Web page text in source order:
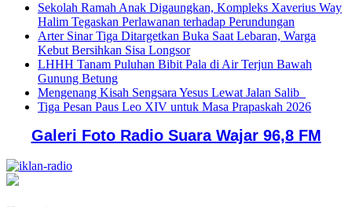
Sekolah Ramah Anak Digaungkan, Kompleks Xaverius Way
Halim Tegaskan Perlawanan terhadap Perundungan
Arter Sinar Tiga Ditargetkan Buka Saat Lebaran, Warga
Kebut Bersihkan Sisa Longsor
LHHH Tanam Puluhan Bibit Pala di Air Terjun Bawah
Gunung Betung
Mengenang Kisah Sengsara Yesus Lewat Jalan Salib
Tiga Pesan Paus Leo XIV untuk Masa Prapaskah 2026
Galeri Foto Radio Suara Wajar 96,8 FM